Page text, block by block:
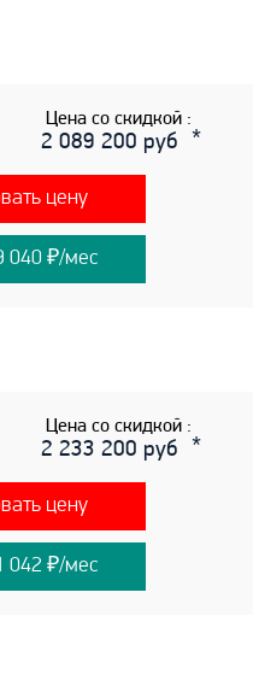
Цена со скидкой :
2 089 200 руб
цену
040 ₽/мес
Цена со скидкой :
2 233 200 руб
цену
042 ₽/мес